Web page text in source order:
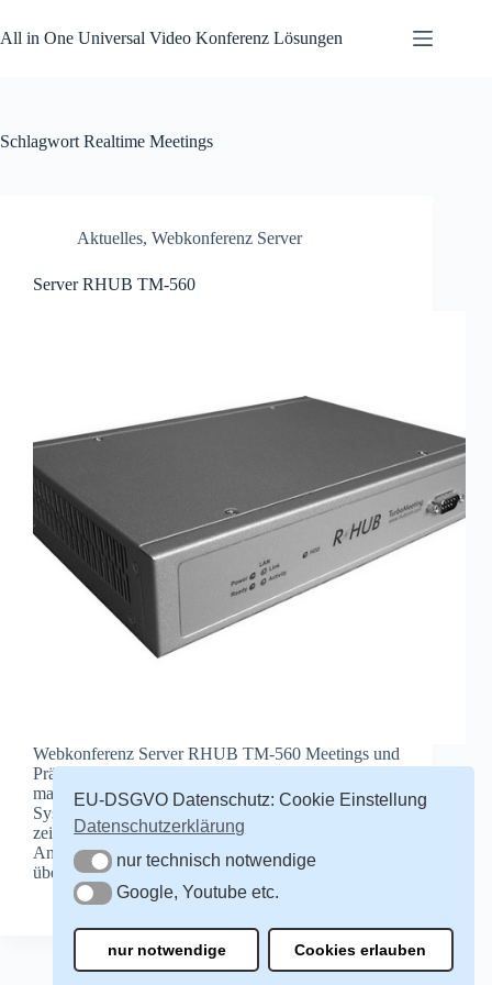
Inhalt
springen
All in One Universal Video Konferenz Lösungen
Schlagwort Realtime Meetings
Aktuelles, Webkonferenz Server
Server RHUB TM-560
Webkonferenz Server RHUB TM-560 Meetings und
Präsentation in High Speed. Die R-HUB Lösung
macht Meetings einfach und ist eines der schnellsten
Systeme. Jeder Teilnehmer kann seinen Desktop
zeigen oder eine Anwendung und kann nach
Anforderung die Maussteuerung
übergeben. Persönliche Gespräche &…
Redakteur
29. Mai 2015
EU-DSGVO Datenschutz: Cookie Einstellung
Datenschutzerklärung
nur technisch notwendige
nur technisch notwendige
Google, Youtube etc.
Google, Youtube etc.
nur notwendige Cookies erlauben